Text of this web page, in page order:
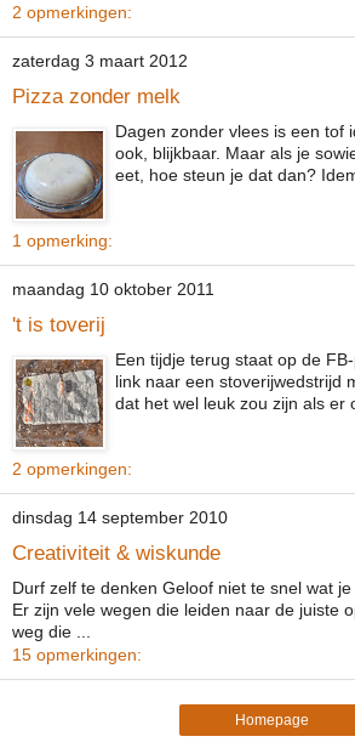
2 opmerkingen:
zaterdag 3 maart 2012
Pizza zonder melk
Dagen zonder vlees is een tof
ook, blijkbaar. Maar als je
eet, hoe steun je dat dan?
1 opmerking:
maandag 10 oktober 2011
't is toverij
Een tijdje terug staat op de
link naar een stoverijwedstrijd
dat het wel leuk zou zijn als er
2 opmerkingen:
dinsdag 14 september 2010
Creativiteit & wiskunde
Durf zelf te denken Geloof niet te snel wat je
Er zijn vele wegen die leiden naar de juiste
weg die ...
15 opmerkingen:
Homepage